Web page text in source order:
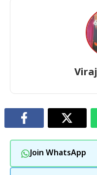
Join WhatsApp